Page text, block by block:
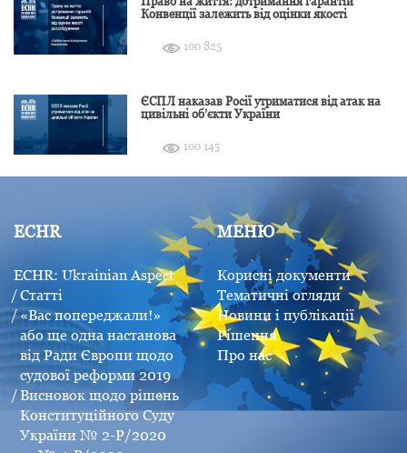
Конвенції залежить від оцінки якості
100 825
ЄСПЛ наказав Росії утриматися від атак на
цивільні об’єкти України
100 145
ECHR
ECHR: Ukrainian Aspect
Статті
«Вас попереджали!»
або ще одна настанова
від Ради Європи щодо
судової реформи 2019
Висновок щодо рішень
Конституційного Суду
України № 2-Р/2020
МЕНЮ
Корисні документи
Тематичні огляди
Новини і публікації
Рішення
Про нас